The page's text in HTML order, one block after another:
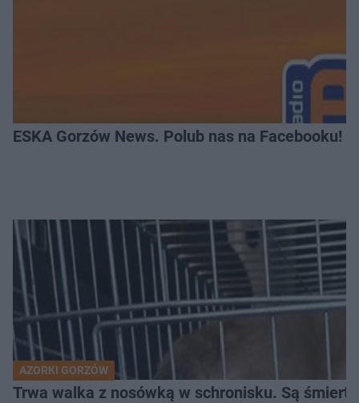
ESKA Gorzów News. Polub nas na Facebooku!
AZORKI GORZÓW
Trwa walka z nosówką w schronisku. Są